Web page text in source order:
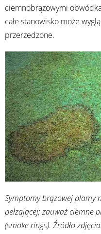
ciemnobrązowymi
całe stanowisko może
przerzedzone.
Symptomy brązowej plamy
pełzającej; zauważ ciemne
(smoke rings). Źródło